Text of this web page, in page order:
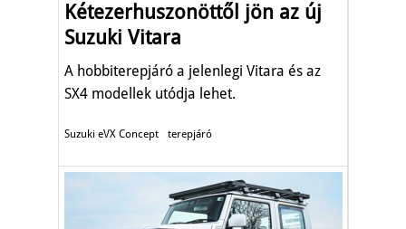
Kétezerhuszonöttől jön az új
Suzuki Vitara
A hobbiterepjáró a jelenlegi Vitara és az
SX4 modellek utódja lehet.
Suzuki eVX Concept terepjáró